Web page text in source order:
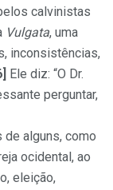
calvinistas
Vulgata, uma
inconsistências,
Ele diz: “O Dr.
perguntar,
de alguns, como
ocidental, ao
eleição,